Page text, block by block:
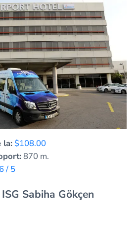
la: $108.00
870 m.
/ 5
Sabiha Gökçen